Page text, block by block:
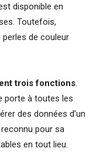
disponible en
Toutefois,
de couleur
trois fonctions.
porte à toutes les
des données d’un
pour sa
en tout lieu.